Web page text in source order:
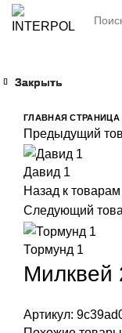
ГЛАВНАЯ СТРАНИЦА
Предыдущий
Давид 1
Назад к товарам
Следующий
Тормунд 1
Милквей
Артикул:
Закрыть
Закрыть
Закрыть
Закрыть